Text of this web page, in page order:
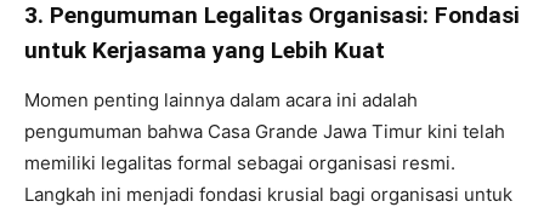
3. Pengumuman Legalitas Organisasi: Fondasi
untuk Kerjasama yang Lebih Kuat
Momen penting lainnya dalam acara ini adalah
pengumuman bahwa Casa Grande Jawa Timur kini telah
memiliki legalitas formal sebagai organisasi resmi.
Langkah ini menjadi fondasi krusial bagi organisasi untuk